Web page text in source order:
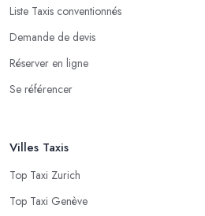
Liste Taxis conventionnés
Demande de devis
Réserver en ligne
Se référencer
Villes Taxis
Top Taxi Zurich
Top Taxi Genève